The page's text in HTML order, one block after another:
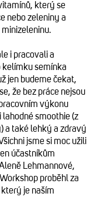
který se
nebo zeleniny a
i pracovali a
kelímku semínka
jen budeme čekat,
že bez práce nejsou
výkonu
smoothie (z
a také lehký a zdravý
jsme si moc užili
účastníkům
Lehmannové,
proběhl za
je naším